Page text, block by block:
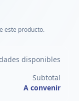
este producto.
disponibles
Subtotal
A convenir